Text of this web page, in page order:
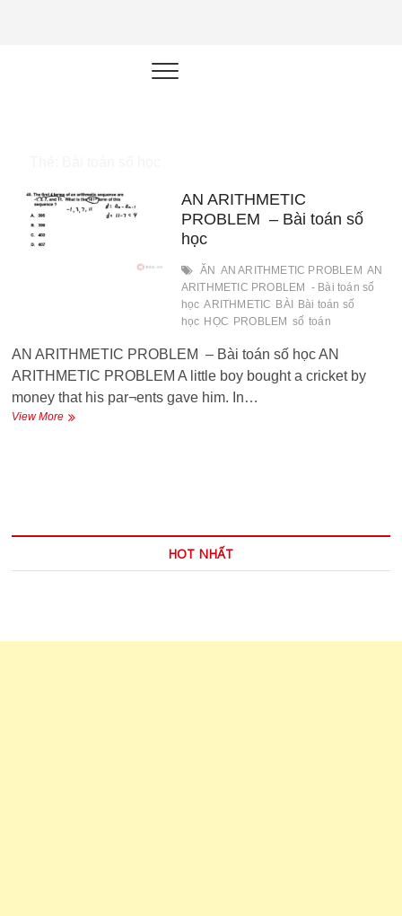
nhân trong
thời đại AI
AN ARITHMETIC
PROBLEM – Bài toán số
học
ĂN AN ARITHMETIC PROBLEM AN
ARITHMETIC PROBLEM - Bài toán số
học ARITHMETIC BÀI
Bài toán số
học HỌC PROBLEM số toán
AN ARITHMETIC PROBLEM – Bài toán số học AN
ARITHMETIC PROBLEM A little boy bought a cricket by
money that his par¬ents gave him. In…
View MoreAN
HOT NHẤT